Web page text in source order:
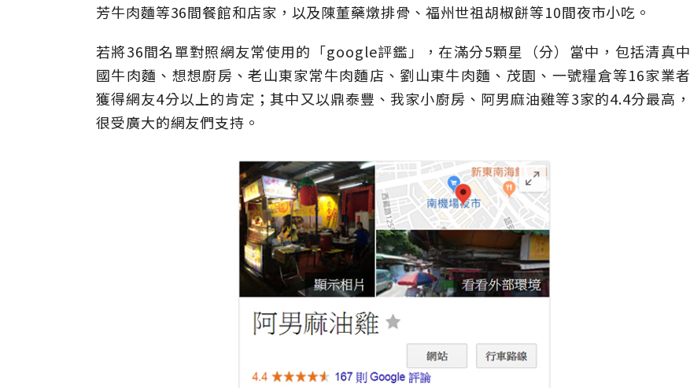
芳牛肉麵等36間餐館和店家，以及陳董藥燉排骨、福州世祖胡椒餅等10間夜市小吃。
若將36間名單對照網友常使用的「google評鑑」，在滿分5顆星（分）當中，包括清真中
國牛肉麵、想想廚房、老山東家常牛肉麵店、劉山東牛肉麵、茂園、一號糧倉等16家業者
獲得網友4分以上的肯定；其中又以鼎泰豐、我家小廚房、阿男麻油雞等3家的4.4分最高，
很受廣大的網友們支持。